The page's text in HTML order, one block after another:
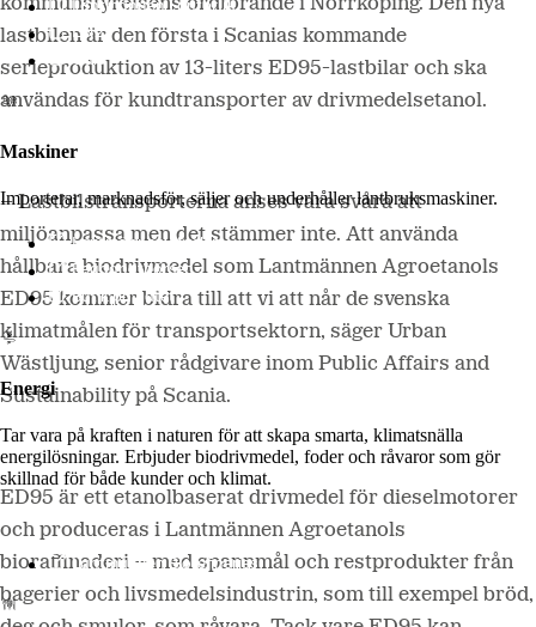
LM2
Odla
Maskiner
Importerar, marknadsför, säljer och underhåller lantbruksmaskiner.
Lantmännen Maskin
Begagnatbörsen
Butik på nätet
Energi
Tar vara på kraften i naturen för att skapa smarta, klimatsnälla
energilösningar. Erbjuder biodrivmedel, foder och råvaror som gör
skillnad för både kunder och klimat.
Lantmännen Biorefineries
lastbilen är den första i Scanias kommande
serieproduktion av 13-liters ED95-lastbilar och ska
användas för kundtransporter av drivmedelsetanol.
– Lastbilstransporterna anses vara svåra att
miljöanpassa men det stämmer inte. Att använda
hållbara biodrivmedel som Lantmännen Agroetanols
ED95 kommer bidra till att vi att når de svenska
klimatmålen för transportsektorn, säger Urban
Wästljung, senior rådgivare inom Public Affairs and
Sustainability på Scania.
ED95 är ett etanolbaserat drivmedel för dieselmotorer
och produceras i Lantmännen Agroetanols
bioraffinaderi – med spannmål och restprodukter från
bagerier och livsmedelsindustrin, som till exempel bröd,